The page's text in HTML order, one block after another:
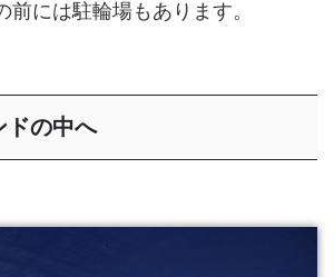
前には駐輪場もあります。
ドの中へ